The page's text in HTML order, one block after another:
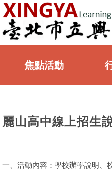
焦點活動
麗山高中線上招生
一、活動內容：學校辦學說明、